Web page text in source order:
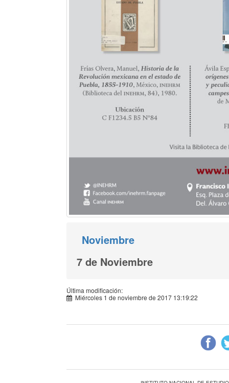
Noviembre
7 de Noviembre
Última modificación:
Miércoles 1 de noviembre de 2017 13:19:22